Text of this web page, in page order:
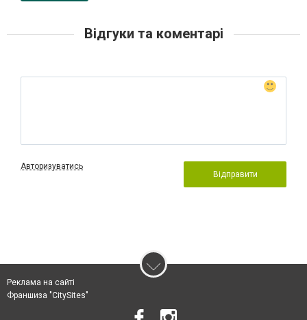
Відгуки та коментарі
Авторизуватись
Відправити
Реклама на сайті
Франшиза "CitySites"